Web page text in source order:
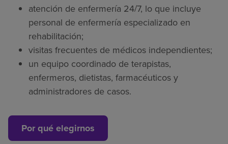
atención de enfermería 24/7, lo que incluye
personal de enfermería especializado en
rehabilitación;
visitas frecuentes de médicos independientes;
un equipo coordinado de terapistas,
enfermeros, dietistas, farmacéuticos y
administradores de casos.
Por qué elegirnos